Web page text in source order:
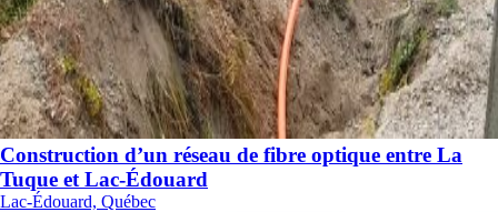
Construction d’un réseau de fibre optique entre La
Tuque et Lac-Édouard
Lac-Édouard, Québec